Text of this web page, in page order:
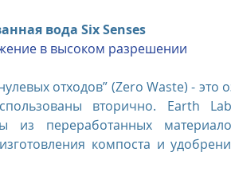
вода Six Senses
в высоком разрешении
отходов” (Zero Waste) - это
вторично. Earth
из переработанных
компоста и